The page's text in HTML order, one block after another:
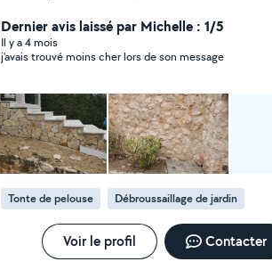
Dernier avis laissé par Michelle : 1/5
Il y a 4 mois
j'avais trouvé moins cher lors de son message
Tonte de pelouse Débroussaillage de jardin
Voir le profil Contacter